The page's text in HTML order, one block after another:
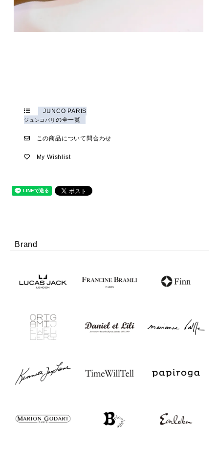
JUNCO PARIS
ジュンコパリ の全一覧
この商品について問合わせ
My Wishlist
Brand